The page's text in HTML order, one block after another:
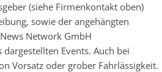
(siehe Firmenkontakt oben)
sowie der angehängten
Network GmbH
Events. Auch bei
Vorsatz oder grober Fahrlässigkeit.